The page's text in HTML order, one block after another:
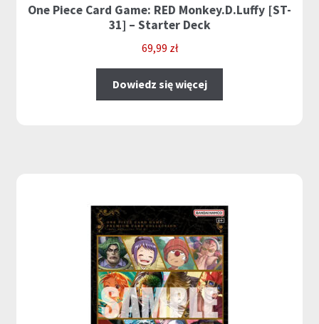
One Piece Card Game: RED Monkey.D.Luffy [ST-
31] – Starter Deck
69,99 zł
Dowiedz się więcej